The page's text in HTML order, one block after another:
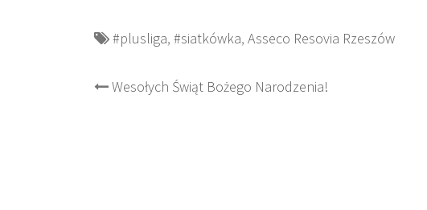
#plusliga, #siatkówka, Asseco Resovia Rzeszów
Post
Wesołych Świąt Bożego Narodzenia!